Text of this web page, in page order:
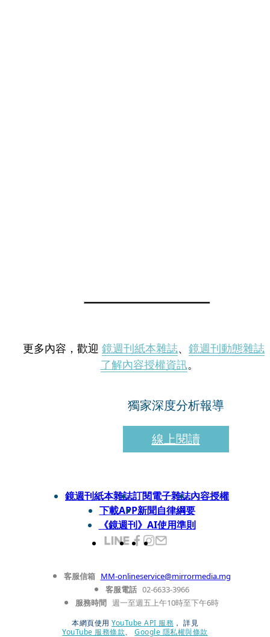
更多內容，歡迎 鏡週刊紙本雜誌、 鏡週刊動態雜誌
了解內容授權資訊。
獨家深度分析報導
線上閱讀
鏡週刊紙本雜誌訂閱電子雜誌內容授權
下載APP新聞自律綱要
《鏡週刊》AI使用準則
客服信箱 MM-onlineservice@mirrormedia.mg
客服電話 02-6633-3966
服務時間 週一至週五上午10時至下午6時
本網頁使用 YouTube API 服務 ， 詳見
YouTube 服務條款、
Google 隱私權與條款